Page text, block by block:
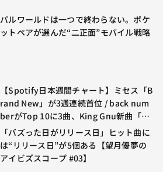
パルワールドは一つで終わらない。ポケ
ットペアが選んだ“二正面”モバイル戦略
【Spotify日本週間チャート】ミセス「B
rand New」が3週連続首位 / back num
berがTop 10に3曲、King Gnu新曲「G
O GHOST」が初登場〜集計期間：2026
年7/24〜7/30
「バズった日がリリース日」ヒット曲に
は“リリース日”が5個ある【望月優夢の
アイビズスコープ #03】